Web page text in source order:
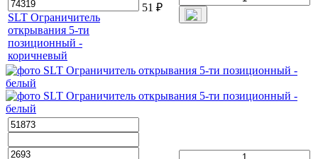
SLT Ограничитель
открывания 5-ти
позиционный -
коричневый
51 ₽